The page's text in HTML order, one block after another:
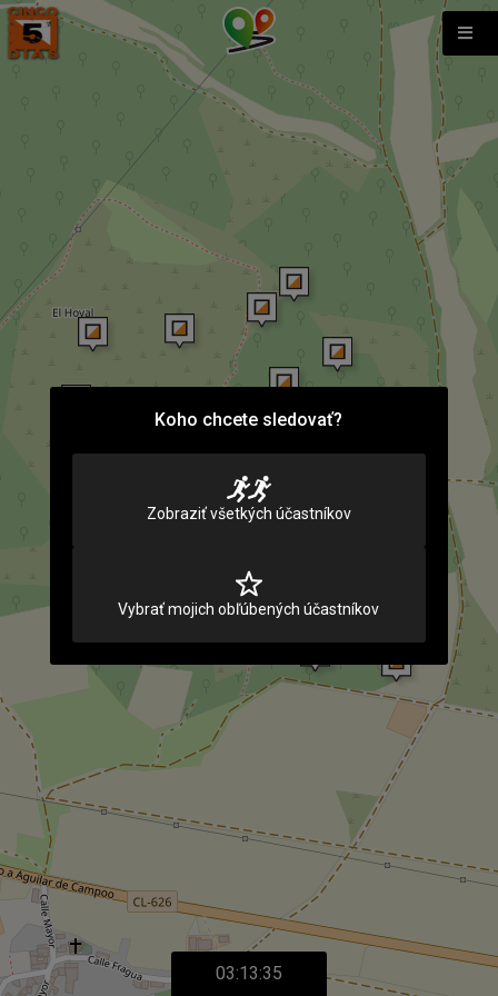
Koho chcete sledovať?
Zobraziť všetkých účastníkov
Vybrať mojich obľúbených účastníkov
03:13:35